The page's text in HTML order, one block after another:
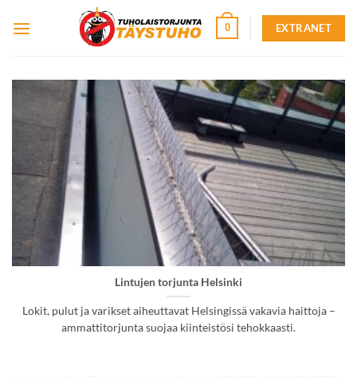
0 EXTRANET
Lintujen torjunta Helsinki
Lokit, pulut ja varikset aiheuttavat Helsingissä vakavia haittoja –
ammattitorjunta suojaa kiinteistösi tehokkaasti.